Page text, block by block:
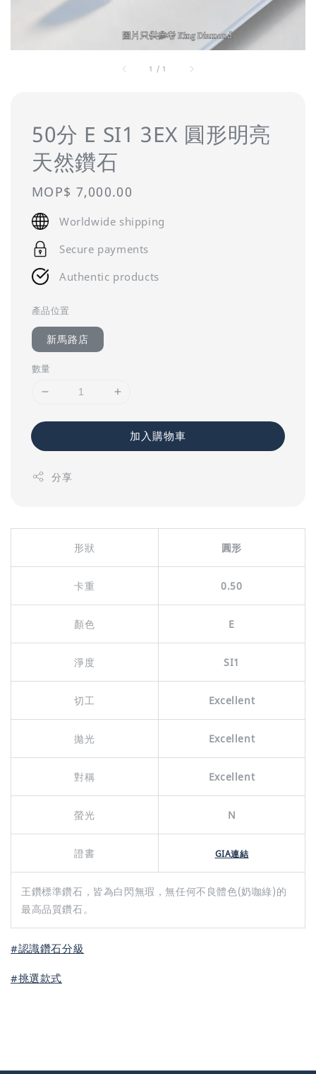
1 / 1
50分 E SI1 3EX 圓形明亮
天然鑽石
Regular
price
MOP$ 7,000.00
Worldwide shipping
Secure payments
Authentic products
產品位置
新馬路店
數量
加入購物車
分享
形狀 圓形
卡重 0.50
顏色 E
淨度 SI1
切工 Excellent
拋光 Excellent
對稱 Excellent
螢光 N
證書 GIA連結
王鑽標準鑽石，皆為白閃無瑕，無任何不良體色(奶咖綠)的
最高品質鑽石。
#認識鑽石分級
#挑選款式